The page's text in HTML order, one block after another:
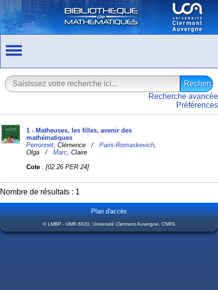
Recherche avancée
Préférences
1 - Matheuses, les filles, avenir des
mathématiques
Perronnet , Clémence /Paris-Romaskevich
Olga /Marc , Claire
Cote :[02.26 PER 24]
Nombre de résultats : 1
Plan d'accès
© LMBP - UMR 6620, Université Clermont Auvergne, CNRS